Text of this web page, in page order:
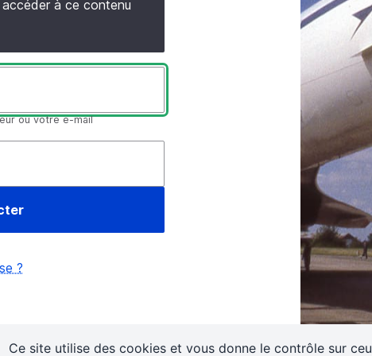
Ce site utilise des cookies et vous donne le contrôle sur
à ce contenu
ou votre e-mail
?